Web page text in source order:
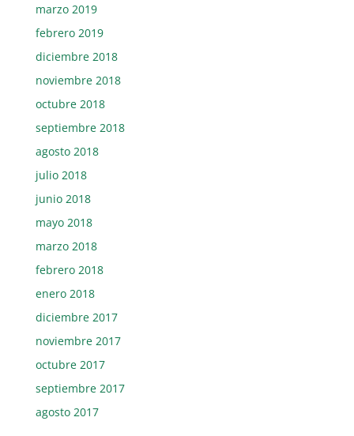
marzo 2019
febrero 2019
diciembre 2018
noviembre 2018
octubre 2018
septiembre 2018
agosto 2018
julio 2018
junio 2018
mayo 2018
marzo 2018
febrero 2018
enero 2018
diciembre 2017
noviembre 2017
octubre 2017
septiembre 2017
agosto 2017